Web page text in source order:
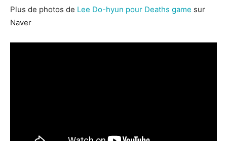
Plus de photos de Lee Do-hyun pour Deaths game sur
Naver